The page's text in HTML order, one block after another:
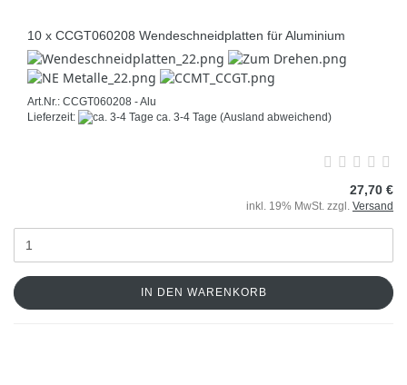
10 x CCGT060208 Wendeschneidplatten für Aluminium
Art.Nr.: CCGT060208 - Alu
Lieferzeit:
ca. 3-4 Tage (Ausland abweichend)
27,70 €
inkl. 19% MwSt. zzgl. Versand
IN DEN WARENKORB